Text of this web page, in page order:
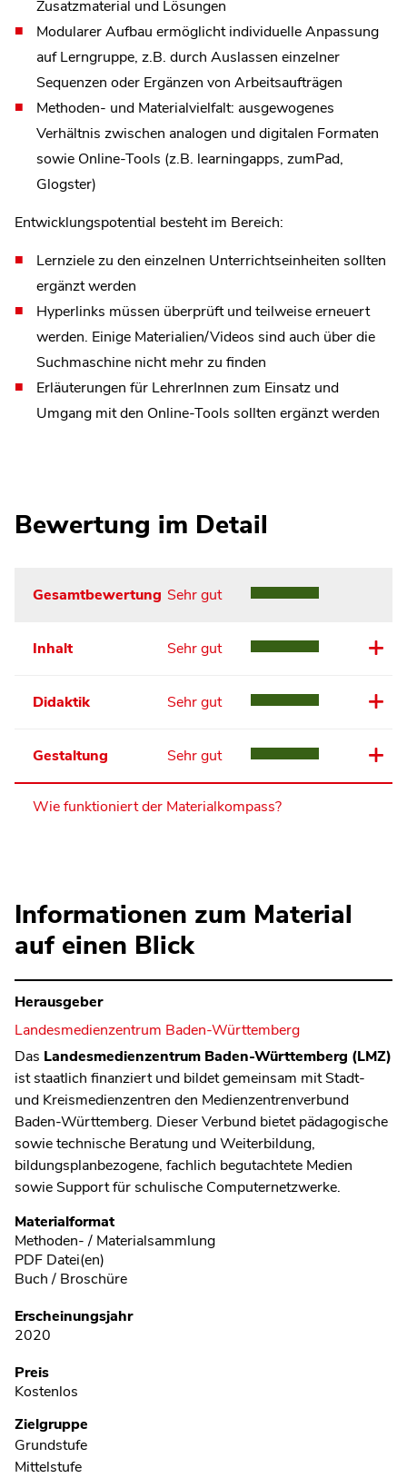
Zusatzmaterial und Lösungen
Modularer Aufbau ermöglicht individuelle Anpassung
auf Lerngruppe, z.B. durch Auslassen einzelner
Sequenzen oder Ergänzen von Arbeitsaufträgen
Methoden- und Materialvielfalt: ausgewogenes
Verhältnis zwischen analogen und digitalen Formaten
sowie Online-Tools (z.B. learningapps, zumPad,
Glogster)
Entwicklungspotential besteht im Bereich:
Lernziele zu den einzelnen Unterrichtseinheiten sollten
ergänzt werden
Hyperlinks müssen überprüft und teilweise erneuert
werden. Einige Materialien/Videos sind auch über die
Suchmaschine nicht mehr zu finden
Erläuterungen für LehrerInnen zum Einsatz und
Umgang mit den Online-Tools sollten ergänzt werden
Bewertung im Detail
Gesamtbewertung Sehr gut
Inhalt Sehr gut
Didaktik Sehr gut
Gestaltung Sehr gut
Wie funktioniert der Materialkompass?
Informationen zum Material
auf einen Blick
Herausgeber
Landesmedienzentrum Baden-Württemberg
Das Landesmedienzentrum Baden-Württemberg (LMZ)
ist staatlich finanziert und bildet gemeinsam mit Stadt-
und Kreismedienzentren den Medienzentrenverbund
Baden-Württemberg. Dieser Verbund bietet pädagogische
sowie technische Beratung und Weiterbildung,
bildungsplanbezogene, fachlich begutachtete Medien
sowie Support für schulische Computernetzwerke.
Metadaten
Materialformat
Methoden- / Materialsammlung
PDF Datei(en)
Buch / Broschüre
Erscheinungsjahr
2020
Preis
Kostenlos
Zielgruppe
Grundstufe
Mittelstufe